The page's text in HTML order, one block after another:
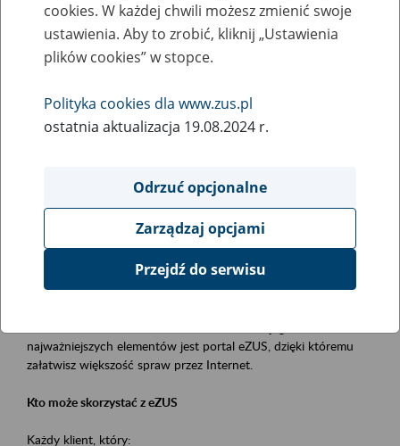
Zaproś ZUS do siebie - zakładanie profili
eZUS w siedzibie Twojej firmy
Rodzaj wydarzenia
Szkolenia
Obszar merytoryczny
obsługa klientów
Opis wydarzenia
Platforma Usług Elektronicznych ZUS eZUS
najważniejszych elementów jest portal eZUS, dzięki któremu
załatwisz większość spraw przez Internet.
Kto może skorzystać z eZUS
Każdy klient, który:
cookies. W każdej chwili możesz zmienić swoje
ustawienia. Aby to zrobić, kliknij „Ustawienia
plików cookies” w stopce.
Polityka cookies dla www.zus.pl
ostatnia aktualizacja 19.08.2024 r.
Odrzuć opcjonalne
Zarządzaj opcjami
Przejdź do serwisu